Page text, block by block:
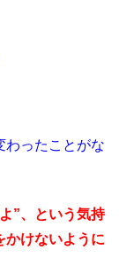
わったことがな
”、という気持
かけないように